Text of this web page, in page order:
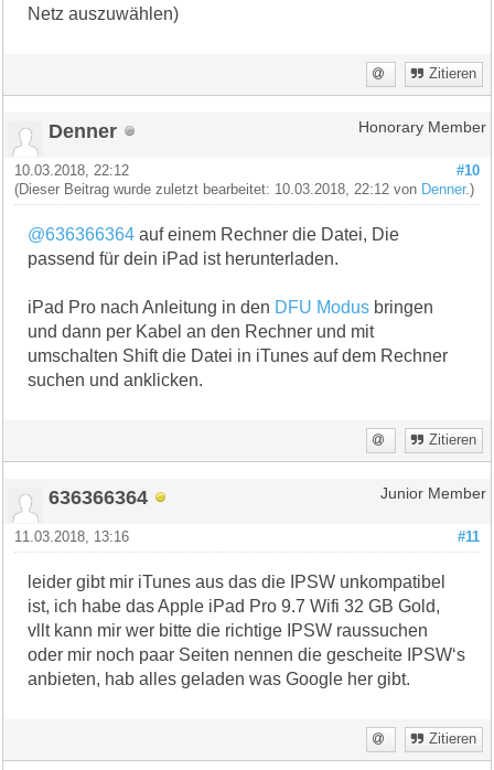
Netz auszuwählen)
Zitieren
Denner Honorary Member
#10
10.03.2018, 22:12
(Dieser Beitrag wurde zuletzt bearbeitet: 10.03.2018, 22:12 von Denner.)
@636366364 auf einem Rechner die Datei, Die
passend für dein iPad ist herunterladen.
iPad Pro nach Anleitung in den DFU Modus bringen
und dann per Kabel an den Rechner und mit
umschalten Shift die Datei in iTunes auf dem Rechner
suchen und anklicken.
Zitieren
636366364 Junior Member
#11
11.03.2018, 13:16
leider gibt mir iTunes aus das die IPSW unkompatibel
ist, ich habe das Apple iPad Pro 9.7 Wifi 32 GB Gold,
vllt kann mir wer bitte die richtige IPSW raussuchen
oder mir noch paar Seiten nennen die gescheite IPSW‘s
anbieten, hab alles geladen was Google her gibt.
Zitieren